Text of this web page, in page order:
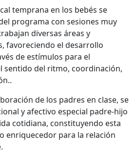
temprana en los bebés se
programa con sesiones muy
diversas áreas y
favoreciendo el desarrollo
de estímulos para el
sentido del ritmo, coordinación,
de los padres en clase, se
y afectivo especial padre-hijo
cotidiana, constituyendo esta
enriquecedor para la relación